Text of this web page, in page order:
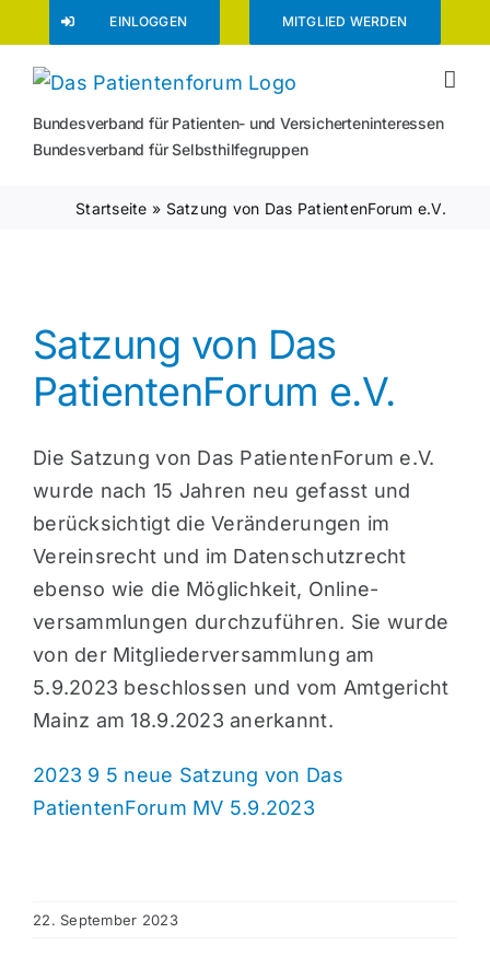
Inhalt
springen
EINLOGGEN MITGLIED WERDEN
Bundesverband für Patienten- und Versicherteninteressen
Bundesverband für Selbsthilfegruppen
Startseite » Satzung von Das PatientenForum e.V.
Satzung von Das
PatientenForum e.V.
Die Satzung von Das PatientenForum e.V.
wurde nach 15 Jahren neu gefasst und
berücksichtigt die Veränderungen im
Vereinsrecht und im Datenschutzrecht
ebenso wie die Möglichkeit, Online-
versammlungen durchzuführen. Sie wurde
von der Mitgliederversammlung am
5.9.2023 beschlossen und vom Amtgericht
Mainz am 18.9.2023 anerkannt.
2023 9 5 neue Satzung von Das
PatientenForum MV 5.9.2023
22. September 2023